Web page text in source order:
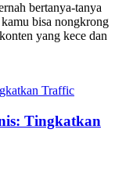
bertanya-tanya
bisa nongkrong
yang kece dan
Tingkatkan